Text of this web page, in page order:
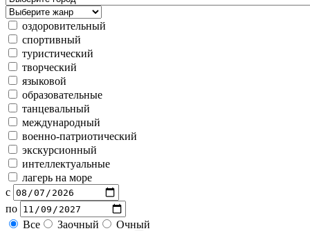
оздоровительный
спортивный
туристический
творческий
языковой
образовательные
танцевальный
международный
военно-патриотический
экскурсионный
интеллектуальные
лагерь на море
с
по
Все
Заочный Очный